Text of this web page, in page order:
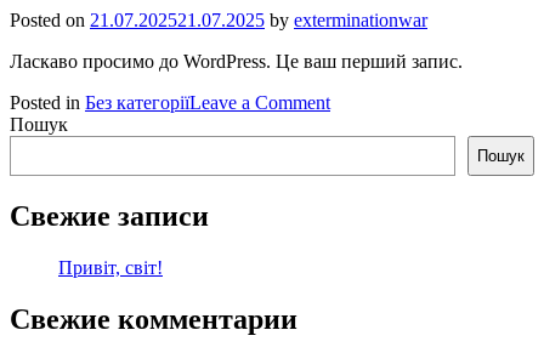
Posted on 21.07.202521.07.2025 by exterminationwar
Ласкаво просимо до WordPress. Це ваш перший запис.
Posted in Без категоріїLeave a Commenton
Пошук
Пошук
Свежие записи
Привіт, світ!
Свежие комментарии